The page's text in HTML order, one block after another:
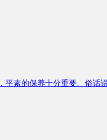
素的保养十分重要。俗话